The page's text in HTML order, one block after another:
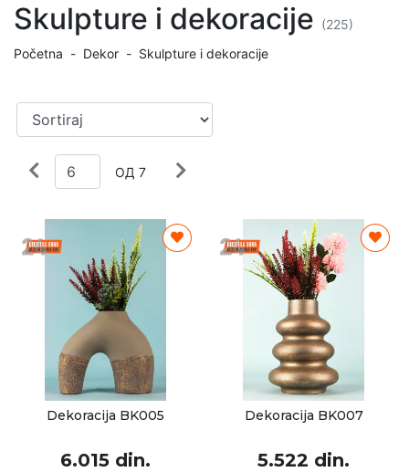
Skulpture i dekoracije (225)
Početna - Dekor - Skulpture i dekoracije
ОД 7
Dekoracija BK005
6.015 din.
Dekoracija BK007
5.522 din.